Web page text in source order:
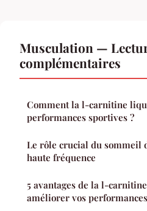
Musculation —
complémentaires
Comment la l-carnitine
performances sportives ?
Le rôle crucial du sommeil
haute fréquence
5 avantages de la l-
améliorer vos